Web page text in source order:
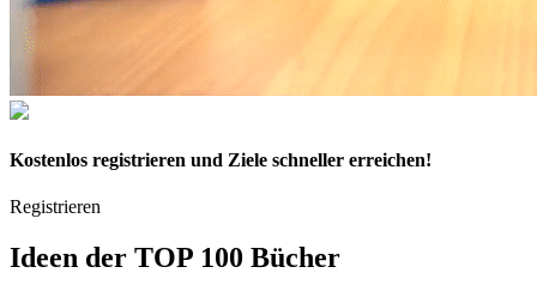
Kostenlos registrieren und Ziele schneller erreichen!
Registrieren
Ideen der TOP 100 Bücher